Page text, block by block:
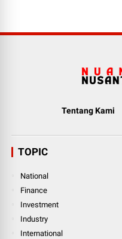
Tentang Kami
TOPIC
National
Finance
Investment
Industry
International